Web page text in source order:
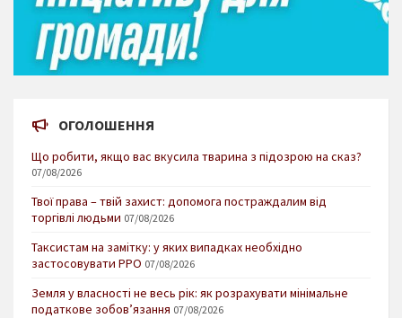
ОГОЛОШЕННЯ
Що робити, якщо вас вкусила тварина з підозрою на сказ?
07/08/2026
Твої права – твій захист: допомога постраждалим від
торгівлі людьми 07/08/2026
Таксистам на замітку: у яких випадках необхідно
застосовувати РРО 07/08/2026
Земля у власності не весь рік: як розрахувати мінімальне
податкове зобов’язання 07/08/2026